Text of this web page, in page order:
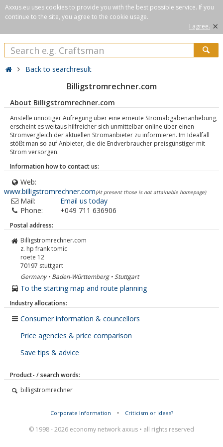
Axxus.eu uses cookies to provide you with the best possible service. If you
continue to the site, you agree to the cookie usage.
I agree. ×
Back to searchresult
Billigstromrechner.com
About Billigstromrechner.com
Anstelle unnötiger Aufregung über eine erneute Stromabgabenanhebung,
erscheint es weitaus hilfreicher sich unmittelbar online über einen
Stromvergleich der aktuellen Stromanbieter zu informieren. Im Idealfall
stößt man so auf Anbieter, die die Endverbraucher preisgünstiger mit
Strom versorgen.
Information how to contact us:
Web:
www.billigstromrechner.com(At present those is not attainable homepage)
Mail:
Email us today
Phone:
+049 711 636906
Postal address:
Billigstromrechner.com
z. hp frank tomic
roete 12
70197 stuttgart
Germany • Baden-Württemberg • Stuttgart
To the starting map and route planning
Industry allocations:
Consumer information & councellors
Price agencies & price comparison
Save tips & advice
Product- / search words:
billigstromrechner
Corporate Information • Criticism or ideas?
© 1998 - 2026 economy network axxus • all rights reserved